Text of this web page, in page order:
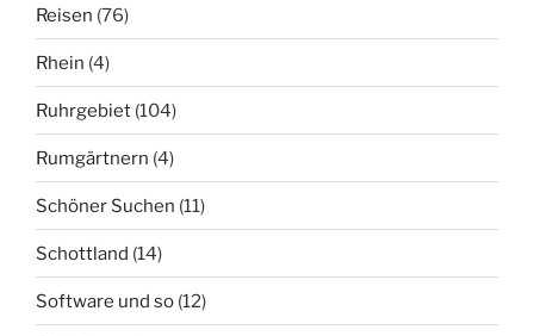
Reisen (76)
Rhein (4)
Ruhrgebiet (104)
Rumgärtnern (4)
Schöner Suchen (11)
Schottland (14)
Software und so (12)